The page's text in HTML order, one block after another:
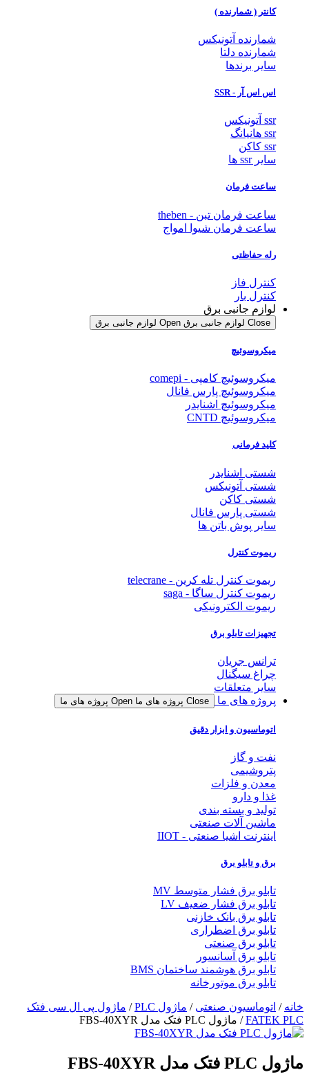
کانتر ( شمارنده )
شمارنده آتونیکس
شمارنده دلتا
سایر برندها
اس اس آر - SSR
ssr آتونیکس
ssr هانیانگ
ssr کاکن
سایر ssr ها
ساعت فرمان
ساعت فرمان تبن - theben
ساعت فرمان شیوا امواج
رله حفاظتی
کنترل فاز
کنترل بار
لوازم جانبی برق
Close لوازم جانبی برق Open لوازم جانبی برق
میکروسوئیچ
میکروسوئیچ کامپی - comepi
میکروسوئیچ پارس فانال
میکروسوئیچ اشنایدر
میکروسوئیچ CNTD
کلید فرمانی
شستی اشنایدر
شستی آتونیکس
شستی کاکن
شستی پارس فانال
سایر پوش باتن ها
ریموت کنترل
ریموت کنترل تله کرین - telecrane
ریموت کنترل ساگا - saga
ریموت الکترونیکی
تجهیزات تابلو برق
ترانس جریان
چراغ سیگنال
سایر متعلقات
پروژه های ما
Close پروژه های ما Open پروژه های ما
اتوماسیون و ابزار دقیق
نفت و گاز
پتروشیمی
معدن و فلزات
غذا و دارو
تولید و بسته بندی
ماشین آلات صنعتی
اینترنت اشیا صنعتی - IIOT
برق و تابلو برق
تابلو برق فشار متوسط MV
تابلو برق فشار ضعیف LV
تابلو برق بانک خازنی
تابلو برق اضطراری
تابلو برق صنعتی
تابلو برق آسانسور
تابلو برق هوشمند ساختمان BMS
تابلو برق موتورخانه
خانه / اتوماسیون صنعتی / ماژول PLC / ماژول پی ال سی فتک
FATEK PLC/ ماژول PLC فتک مدل FBS-40XYR
ماژول PLC فتک مدل FBS-40XYR